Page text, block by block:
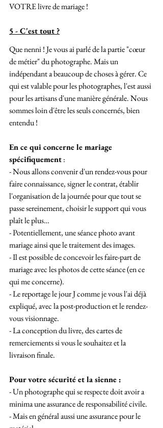
VOTRE livre de mariage !
5 - C'est tout ?
Que nenni ! Je vous ai parlé de la partie "cœur
de métier" du photographe. Mais un
indépendant a beaucoup de choses à gérer. Ce
qui est valable pour les photographes, l'est aussi
pour les artisans d'une manière générale. Nous
sommes loin d'être les seuls concernés, bien
entendu !
En ce qui concerne le mariage
spécifiquement :
- Nous allons convenir d'un rendez-vous pour
faire connaissance, signer le contrat, établir
l'organisation de la journée pour que tout se
passe sereinement, choisir le support qui vous
plaît le plus…
- Potentiellement, une séance photo avant
mariage ainsi que le traitement des images.
- Il est possible de concevoir les faire-part de
mariage avec les photos de cette séance (en ce
qui me concerne).
- Le reportage le jour J comme je vous l'ai déjà
expliqué, avec la post-production et le rendez-
vous visionnage.
- La conception du livre, des cartes de
remerciements si vous le souhaitez et la
livraison finale.
Pour votre sécurité et la sienne :
- Un photographe qui se respecte doit avoir a
minima une assurance de responsabilité civile.
- Mais en général aussi une assurance pour le